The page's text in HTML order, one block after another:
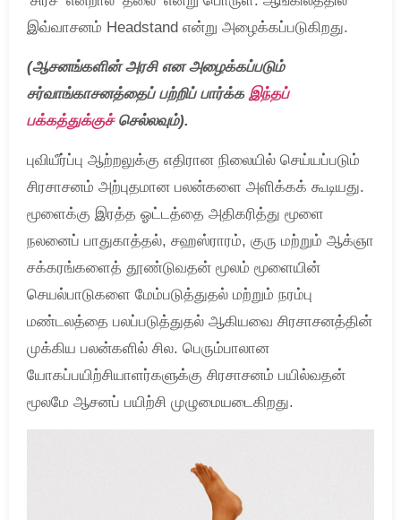
இவ்வாசனம் Headstand என்று அழைக்கப்படுகிறது.
(ஆசனங்களின் அரசி என அழைக்கப்படும்
சர்வாங்காசனத்தைப் பற்றிப் பார்க்க இந்தப்
பக்கத்துக்குச்செல்லவும்).
புவியீர்ப்பு ஆற்றலுக்கு எதிரான நிலையில் செய்யப்படும்
சிரசாசனம் அற்புதமான பலன்களை அளிக்கக் கூடியது.
மூளைக்கு இரத்த ஓட்டத்தை அதிகரித்து மூளை
நலனைப் பாதுகாத்தல், சஹஸ்ராரம், குரு மற்றும் ஆக்ஞா
சக்கரங்களைத் தூண்டுவதன் மூலம் மூளையின்
செயல்பாடுகளை மேம்படுத்துதல் மற்றும் நரம்பு
மண்டலத்தை பலப்படுத்துதல் ஆகியவை சிரசாசனத்தின்
முக்கிய பலன்களில் சில. பெரும்பாலான
யோகப்பயிற்சியாளர்களுக்கு சிரசாசனம் பயில்வதன்
மூலமே ஆசனப் பயிற்சி முழுமையடைகிறது.